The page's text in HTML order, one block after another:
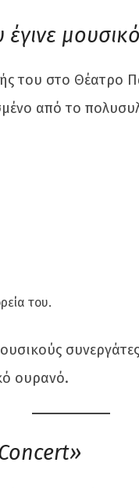
μουσικό
του στο Θέατρο
από το
του.
ουρανό.